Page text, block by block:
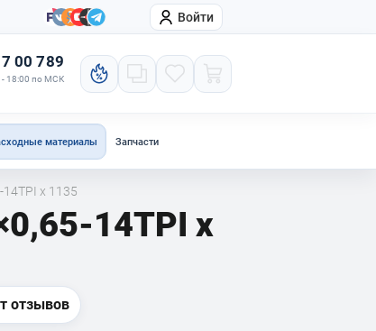
Компания Войти
00 789
- 18:00 по МСК
материалы Запчасти
x 1135
14TPI x
отзывов